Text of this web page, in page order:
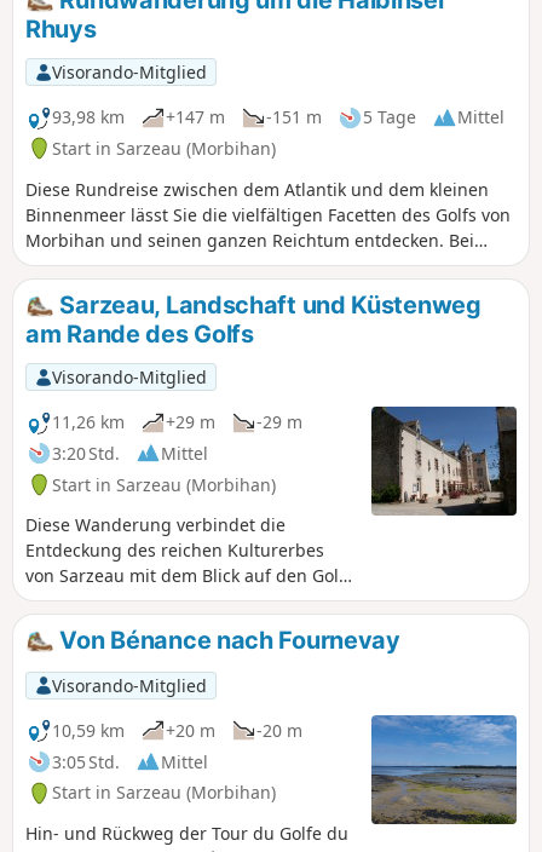
Rhuys
Visorando-Mitglied
93,98 km
+147 m -151 m 5 Tage
Mittel
Start in Sarzeau (Morbihan)
Diese Rundreise zwischen dem Atlantik und dem kleinen
Binnenmeer lässt Sie die vielfältigen Facetten des Golfs von
Morbihan und seinen ganzen Reichtum entdecken. Bei
Ihrem Zwischenstopp in Port-Navalo bietet Ihnen der
nahegelegene Anlegeplatz die Möglichkeit, einen Tag auf
der Île d'Ars zu verbringen. Das Busnetz der Gemeinde
Vannes ermöglicht es Ihnen zudem, einige Etappen dieser
Rundreise als Tagesausflug zu unternehmen, indem Sie für
den Hinweg oder die Rückfahrt den Bus nehmen.
Sarzeau, Landschaft und Küstenweg
am Rande des Golfs
Visorando-Mitglied
11,26 km
+29 m
-29 m
3:20 Std.
Mittel
Start in Sarzeau (Morbihan)
Diese Wanderung verbindet die
Entdeckung des reichen Kulturerbes
von Sarzeau mit dem Blick auf den Golf
von Morbihan und
Vogelbeobachtungen.
Von Bénance nach Fournevay
Visorando-Mitglied
10,59 km
+20 m
-20 m
3:05 Std.
Mittel
Start in Sarzeau (Morbihan)
Hin- und Rückweg der Tour du Golfe du